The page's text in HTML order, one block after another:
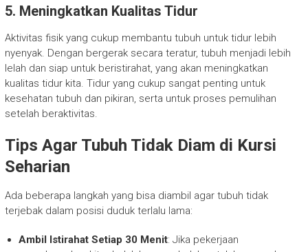
5. Meningkatkan Kualitas Tidur
Aktivitas fisik yang cukup membantu tubuh untuk tidur lebih
nyenyak. Dengan bergerak secara teratur, tubuh menjadi lebih
lelah dan siap untuk beristirahat, yang akan meningkatkan
kualitas tidur kita. Tidur yang cukup sangat penting untuk
kesehatan tubuh dan pikiran, serta untuk proses pemulihan
setelah beraktivitas.
Tips Agar Tubuh Tidak Diam di Kursi
Seharian
Ada beberapa langkah yang bisa diambil agar tubuh tidak
terjebak dalam posisi duduk terlalu lama:
Ambil Istirahat Setiap 30 Menit: Jika pekerjaan